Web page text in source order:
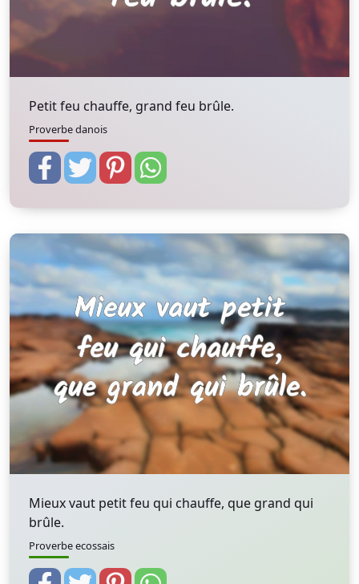
Petit feu chauffe, grand feu brûle.
Proverbe danois
Mieux vaut petit feu qui chauffe, que grand qui
brûle.
Proverbe ecossais